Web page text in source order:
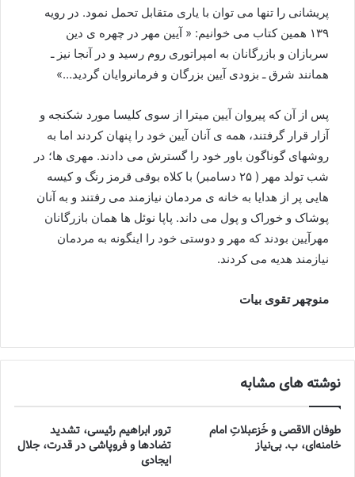
پریشانی را تنها می توان با یاری متقابل تحمل نمود. در رویه
۱۳۹ همین کتاب می خوانیم: « آیین مهر در چهره ی دین
سربازان و بازرگانان به امپراتوری روم رسید و در آنجا نیز ـ
همانند شرق ـ بزودی آیین بزرگان و فرمانروایان گردید…»
پس از آن که پیروان آیین میترا از سوی کلیسا مورد شکنجه و
آزار قرار گرفتند، همه ی آنان آیین خود را پنهان کردند اما به
روشهای گوناگون باور خود را گسترش می دادند. مهری ها؛ در
شب تولد مهر ( ۲۵ دسامبر) با کلاه بوقی قرمز رنگ و کیسه
هایی پر از هدایا به خانه ی مردمان نیازمند می رفتند و به آنان
پوشاک و خوراک و پول می داند. پاپا نوئل ها همان بازرگانان
مهرآیین بودند که مهر و دوستی خود را اینگونه به مردمان
نیازمند هدیه می کردند.
منوچهر تقوی بیات
نوشته های مشابه
طوفان الاقصی و خُزعبلاتِ امام
خامنه‌ای، ب. بی‌نیاز
ترور ابراهیم رئیسی، تشدید
تضادها و فروپاشی در قدرت، جلال
ایجادی